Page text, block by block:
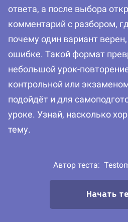
ответа, а после выбора
комментарий с разбором,
почему один вариант
ошибке. Такой формат
небольшой урок-
контрольной или
подойдёт и для
уроке. Узнай, насколько
тему.
Автор теста:
Начать